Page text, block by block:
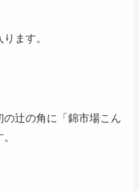
ます。
辻の角に「錦市場こん